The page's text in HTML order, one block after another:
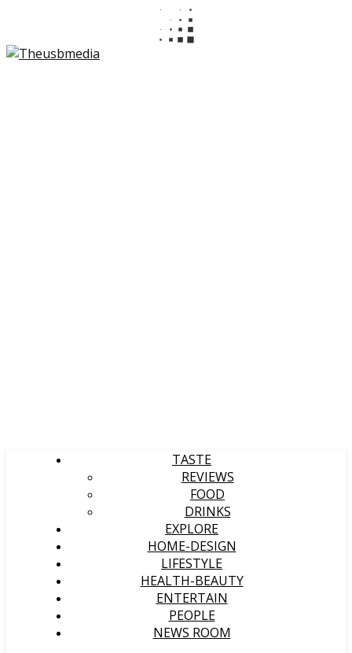
TASTE
REVIEWS
FOOD
DRINKS
EXPLORE
HOME-DESIGN
LIFESTYLE
HEALTH-BEAUTY
ENTERTAIN
PEOPLE
NEWS ROOM